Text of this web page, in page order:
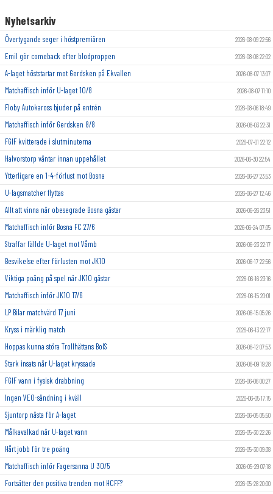
Nyhetsarkiv
Övertygande seger i höstpremiären 2026-08-09 22:56
Emil gör comeback efter blodproppen 2026-08-08 22:02
A-laget höststartar mot Gerdsken på Ekvallen 2026-08-07 13:07
Matchaffisch inför U-laget 10/8 2026-08-07 11:10
Floby Autokaross bjuder på entrén 2026-08-06 18:49
Matchaffisch inför Gerdsken 8/8 2026-08-03 22:31
FGIF kvitterade i slutminuterna 2026-07-01 22:12
Halvorstorp väntar innan uppehållet 2026-06-30 22:54
Ytterligare en 1-4-förlust mot Bosna 2026-06-27 23:53
U-lagsmatcher flyttas 2026-06-27 12:46
Allt att vinna när obesegrade Bosna gästar 2026-06-26 23:51
Matchaffisch inför Bosna FC 27/6 2026-06-24 07:05
Straffar fällde U-laget mot Våmb 2026-06-23 22:17
Besvikelse efter förlusten mot JK10 2026-06-17 22:56
Viktiga poäng på spel när JK10 gästar 2026-06-16 23:16
Matchaffisch inför JK10 17/6 2026-06-15 20:01
LP Bilar matchvärd 17 juni 2026-06-15 05:26
Kryss i märklig match 2026-06-13 22:17
Hoppas kunna störa Trollhättans BoIS 2026-06-12 07:53
Stark insats när U-laget kryssade 2026-06-09 19:28
FGIF vann i fysisk drabbning 2026-06-06 00:27
Ingen VEO-sändning i kväll 2026-06-05 17:15
Sjuntorp nästa för A-laget 2026-06-05 05:50
Målkavalkad när U-laget vann 2026-05-30 22:26
Hårt jobb för tre poäng 2026-05-30 09:38
Matchaffisch inför Fagersanna U 30/5 2026-05-29 07:18
Fortsätter den positiva trenden mot HCFF? 2026-05-28 20:00